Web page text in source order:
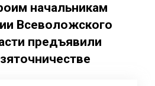
начальникам
Всеволожского
предъявили